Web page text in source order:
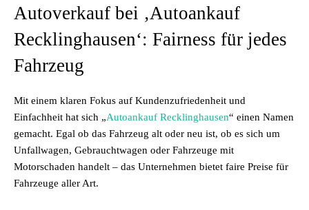
Autoverkauf bei ‚Autoankauf
Recklinghausen‘: Fairness für jedes
Fahrzeug
Mit einem klaren Fokus auf Kundenzufriedenheit und
Einfachheit hat sich „Autoankauf Recklinghausen“ einen Namen
gemacht. Egal ob das Fahrzeug alt oder neu ist, ob es sich um
Unfallwagen, Gebrauchtwagen oder Fahrzeuge mit
Motorschaden handelt – das Unternehmen bietet faire Preise für
Fahrzeuge aller Art.